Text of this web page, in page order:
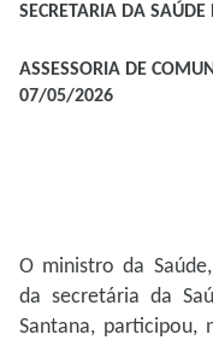
SECRETARIA DA
ASSESSORIA DE
07/05/2026
O ministro da
da secretária da
Santana, participou,